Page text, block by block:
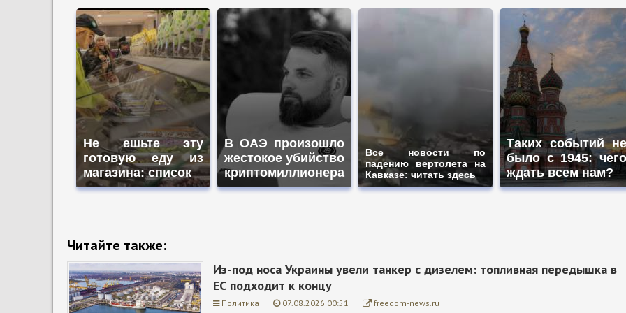
Не ешьте эту
готовую еду из
магазина: список
В ОАЭ произошло
жестокое убийство
криптомиллионера
Все новости по
падению вертолета на
Кавказе: читать здесь
Таких событий не
было с 1945: чего
ждать всем нам?
Читайте также:
Из-под носа Украины увели танкер с дизелем: топливная передышка в
ЕС подходит к концу
Политика 07.08.2026 00:51 freedom-news.ru